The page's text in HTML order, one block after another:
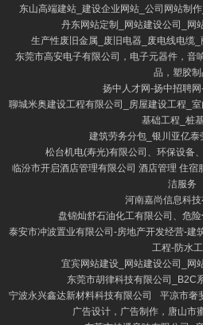
东山高端建站_建设企业网站_公司网站制
丹东网站定制_网站建设公司_网
生产性废旧金属_废旧电器_废电线电缆
东莞市高安电子有限公司，电子元器件，音
品，塑胶制
扬中人才网-扬中招聘
聊城米奥建设工程有限公司_房屋建设工程_
基础工程_桩
建筑劳务分包_银川亚亿泰
松台机电(寿光)有限公司、环保设备
临汾市开启酒店管理有限公司 酒店管理 住宿
洁服务
河南嘉尚信息科技
盘锦灿舒石油化工有限公司、危
泰安市冲波置业有限公司-房地产开发经营-建
工程-防水
宜宾网站建设_网站建设公司_网
东莞市胡律科技有限公司_B2C
宁波永兴鑫达新材料科技有限公司
平凉市奢
广告设计，广告制作，唐山市